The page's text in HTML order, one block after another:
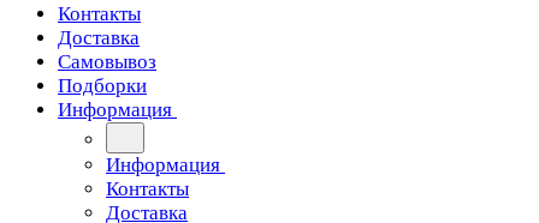
Контакты
Доставка
Самовывоз
Подборки
Информация
Информация
Контакты
Доставка